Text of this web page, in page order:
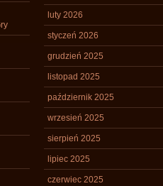
luty 2026
styczeń 2026
grudzień 2025
listopad 2025
październik 2025
wrzesień 2025
sierpień 2025
lipiec 2025
czerwiec 2025